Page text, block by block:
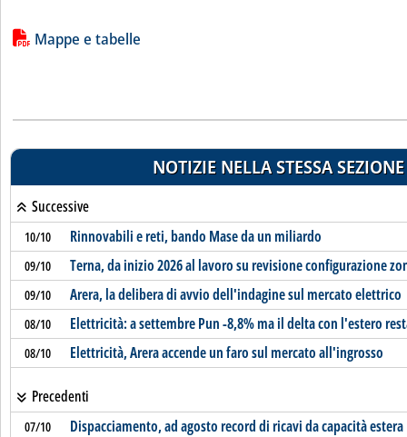
Lista allegati PDF alla notizia
Mappe e tabelle
NOTIZIE NELLA STESSA SEZIONE
Successive
10/10 Rinnovabili e reti, bando Mase da un miliardo
09/10 Terna, da inizio 2026 al lavoro su revisione configurazione
09/10 Arera, la delibera di avvio dell'indagine sul mercato elettrico
08/10 Elettricità: a settembre Pun -8,8% ma il delta con l'estero
08/10 Elettricità, Arera accende un faro sul mercato all'ingrosso
Precedenti
07/10 Dispacciamento, ad agosto record di ricavi da capacità estera